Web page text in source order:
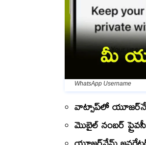
WhatsApp Username
వాట్సాప్‌లో
మొబైల్ నంబర్